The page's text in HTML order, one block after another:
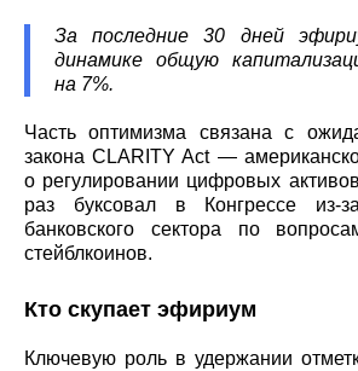
За последние 30 дней
динамике общую
на 7%.
Часть оптимизма связана с
закона CLARITY Act —
о регулировании цифровых
раз буксовал в Конгрессе из-
банковского сектора по
стейблкоинов.
Кто скупает эфириум
Ключевую роль в удержании